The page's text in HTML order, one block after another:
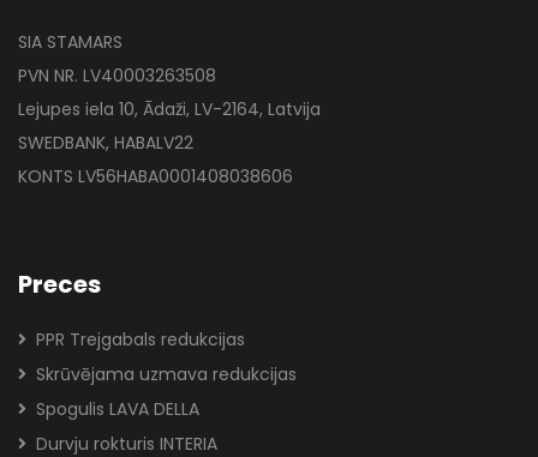
SIA STAMARS
PVN NR. LV40003263508
Lejupes iela 10, Ādaži, LV-2164, Latvija
SWEDBANK, HABALV22
KONTS LV56HABA0001408038606
Preces
PPR Trejgabals redukcijas
Skrūvējama uzmava redukcijas
Spogulis LAVA DELLA
Durvju rokturis INTERIA